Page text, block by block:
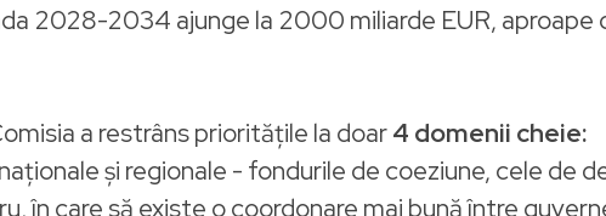
2028-2034 ajunge la 2000 miliarde EUR, aproape
a restrâns prioritățile la doar4 domenii cheie:
și regionale - fondurile de coeziune, cele de
în care să existe o coordonare mai bună între